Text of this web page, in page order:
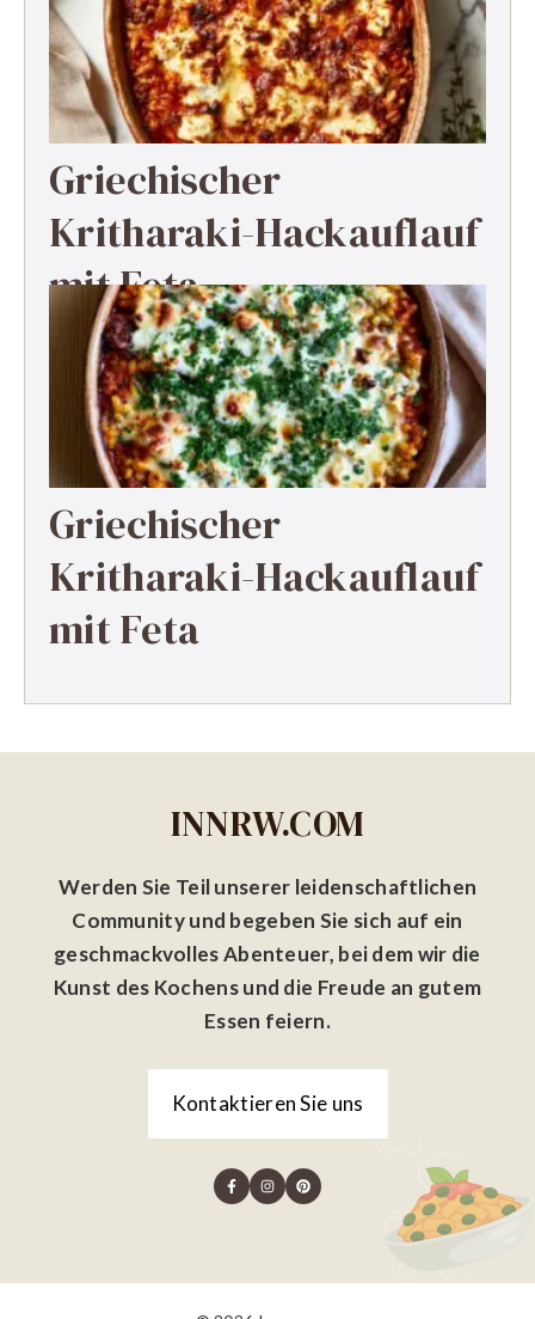
Griechischer
Kritharaki-Hackauflauf
mit Feta
Griechischer
Kritharaki-Hackauflauf
mit Feta
INNRW.COM
Werden Sie Teil unserer leidenschaftlichen
Community und begeben Sie sich auf ein
geschmackvolles Abenteuer, bei dem wir die
Kunst des Kochens und die Freude an gutem
Essen feiern.
Kontaktieren Sie uns